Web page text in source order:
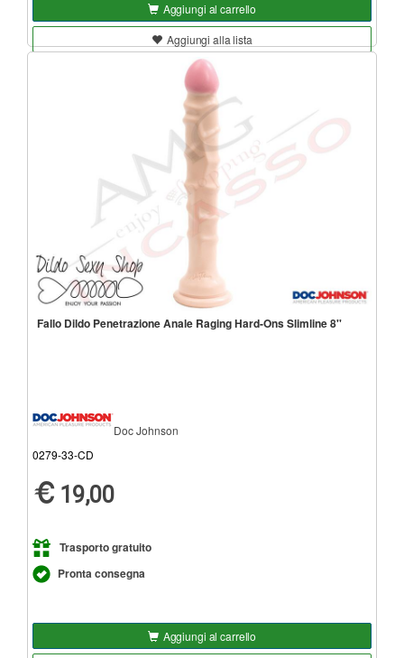
Aggiungi al carrello
Aggiungi alla lista
Fallo Dildo Penetrazione Anale Raging Hard-Ons Slimline 8''
Doc Johnson
0279-33-CD
19,00
Trasporto gratuito
Pronta consegna
Aggiungi al carrello